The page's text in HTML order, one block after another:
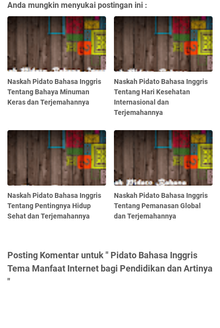
Anda mungkin menyukai postingan ini :
Naskah Pidato Bahasa Inggris
Tentang Bahaya Minuman
Keras dan Terjemahannya
Naskah Pidato Bahasa Inggris
Tentang Hari Kesehatan
Internasional dan
Terjemahannya
Naskah Pidato Bahasa Inggris
Tentang Pentingnya Hidup
Sehat dan Terjemahannya
Naskah Pidato Bahasa Inggris
Tentang Pemanasan Global
dan Terjemahannya
Posting Komentar untuk " Pidato Bahasa Inggris
Tema Manfaat Internet bagi Pendidikan dan Artinya
"